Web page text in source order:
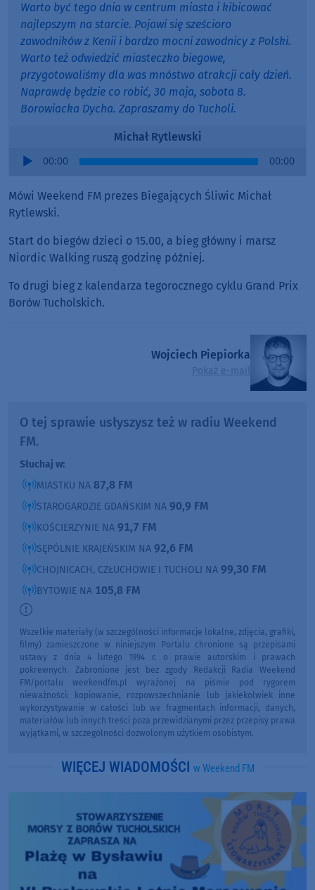
Warto być tego dnia w centrum miasta i kibicować
najlepszym na starcie. Pojawi się sześcioro
zawodników z Kenii i bardzo mocni zawodnicy z Polski.
Warto też odwiedzić miasteczko biegowe,
przygotowaliśmy dla was mnóstwo atrakcji cały dzień.
Naprawdę będzie co robić, 30 maja, sobota 8.
Borowiacka Dycha. Zapraszamy do Tucholi.
Michał Rytlewski
Audio
00:00 00:00
Mówi Weekend FM prezes Biegających Śliwic Michał
Rytlewski.
Start do biegów dzieci o 15.00, a bieg główny i marsz
Niordic Walking ruszą godzinę później.
To drugi bieg z kalendarza tegorocznego cyklu Grand Prix
Borów Tucholskich.
Wojciech Piepiorka
Pokaż e-mail
O tej sprawie usłyszysz też w radiu Weekend
FM.
Słuchaj w:
MIASTKU NA 87,8 FM
STAROGARDZIE GDAŃSKIM NA 90,9 FM
KOŚCIERZYNIE NA 91,7 FM
SĘPÓLNIE KRAJEŃSKIM NA 92,6 FM
CHOJNICACH, CZŁUCHOWIE I TUCHOLI NA 99,30 FM
BYTOWIE NA 105,8 FM
Wszelkie materiały (w szczególności informacje lokalne, zdjęcia, grafiki,
filmy) zamieszczone w niniejszym Portalu chronione są przepisami
ustawy z dnia 4 lutego 1994 r. o prawie autorskim i prawach
pokrewnych. Zabronione jest bez zgody Redakcji Radia Weekend
FM/portalu weekendfm.pl wyrażonej na piśmie pod rygorem
nieważności: kopiowanie, rozpowszechnianie lub jakiekolwiek inne
wykorzystywanie w całości lub we fragmentach informacji, danych,
materiałów lub innych treści poza przewidzianymi przez przepisy prawa
wyjątkami, w szczególności dozwolonym użytkiem osobistym.
WIĘCEJ WIADOMOŚCI w Weekend FM